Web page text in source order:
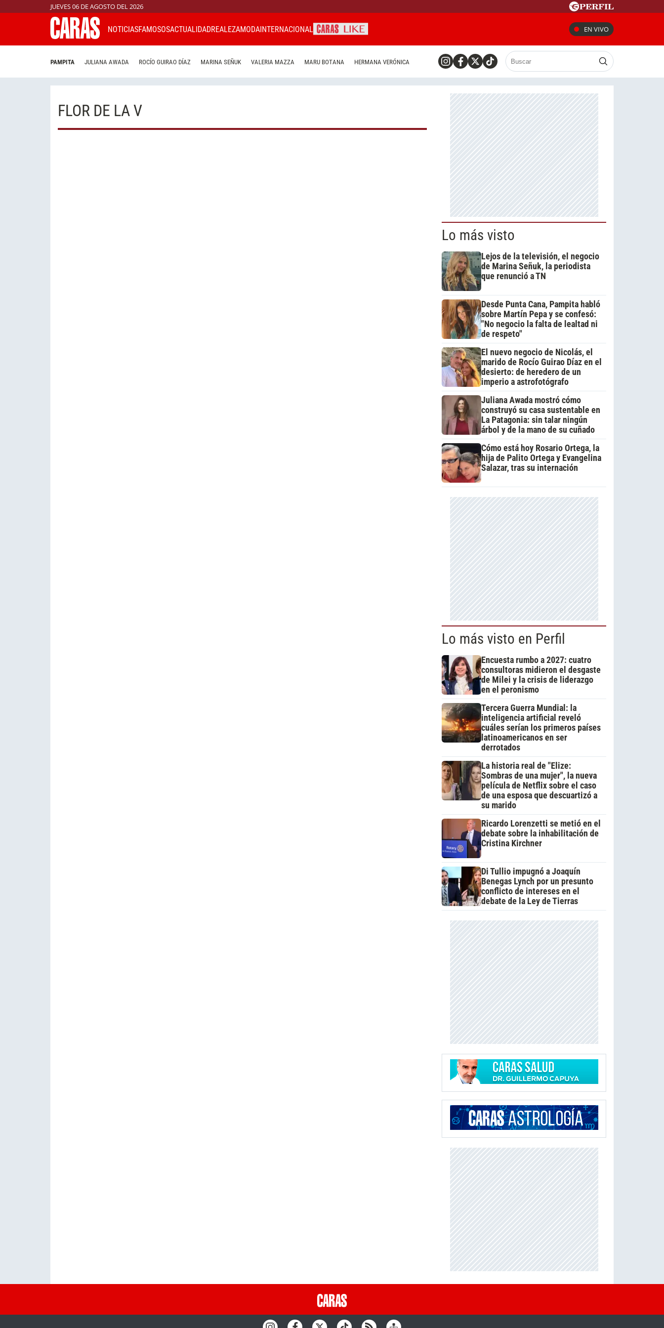
JUEVES 06 DE AGOSTO DEL 2026
NOTICIASFAMOSOSACTUALIDADREALEZAMODAINTERNACIONAL EN VIVO
PAMPITA JULIANA AWADA ROCÍO GUIRAO DÍAZ MARINA SEÑUK VALERIA MAZZA MARU BOTANA HERMANA VERÓNICA
FLOR DE LA V
Lo más visto
Lejos de la televisión, el negocio
de Marina Señuk, la periodista
que renunció a TN
Desde Punta Cana, Pampita habló
sobre Martín Pepa y se confesó:
"No negocio la falta de lealtad ni
de respeto"
El nuevo negocio de Nicolás, el
marido de Rocío Guirao Díaz en el
desierto: de heredero de un
imperio a astrofotógrafo
Juliana Awada mostró cómo
construyó su casa sustentable en
La Patagonia: sin talar ningún
árbol y de la mano de su cuñado
Cómo está hoy Rosario Ortega, la
hija de Palito Ortega y Evangelina
Salazar, tras su internación
Lo más visto en Perfil
Encuesta rumbo a 2027: cuatro
consultoras midieron el desgaste
de Milei y la crisis de liderazgo
en el peronismo
Tercera Guerra Mundial: la
inteligencia artificial reveló
cuáles serían los primeros países
latinoamericanos en ser
derrotados
La historia real de "Elize:
Sombras de una mujer", la nueva
película de Netflix sobre el caso
de una esposa que descuartizó a
su marido
Ricardo Lorenzetti se metió en el
debate sobre la inhabilitación de
Cristina Kirchner
Di Tullio impugnó a Joaquín
Benegas Lynch por un presunto
conflicto de intereses en el
debate de la Ley de Tierras